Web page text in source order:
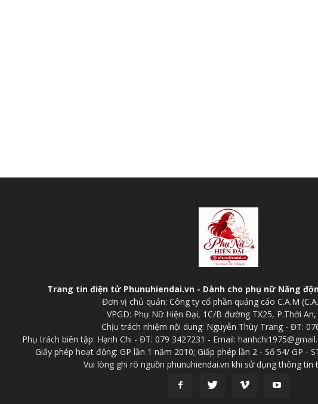
Trang tin điện tử Phunuhiendai.vn - Dành cho phụ nữ Năng
Đơn vị chủ quản: Công ty cổ phần quảng cáo C.A.M
VPGD: Phụ Nữ Hiện Đại, 1C/B đường TX25, P.Thới An,
Chịu trách nhiệm nội dung: Nguyễn Thùy Trang - ĐT:
Phụ trách biên tập: Hạnh Chi - ĐT: 079 3427231 - Email:
Giấy phép hoạt động: GP lần 1 năm 2010; Giấp phép lần 2 - Số 54/ GP -
Vui lòng ghi rõ nguồn phunuhiendai.vn khi sử dụng thông tin